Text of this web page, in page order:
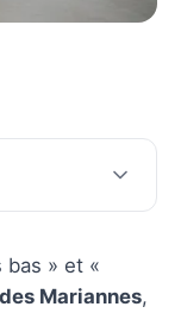
les plus
» et «
Mariannes,